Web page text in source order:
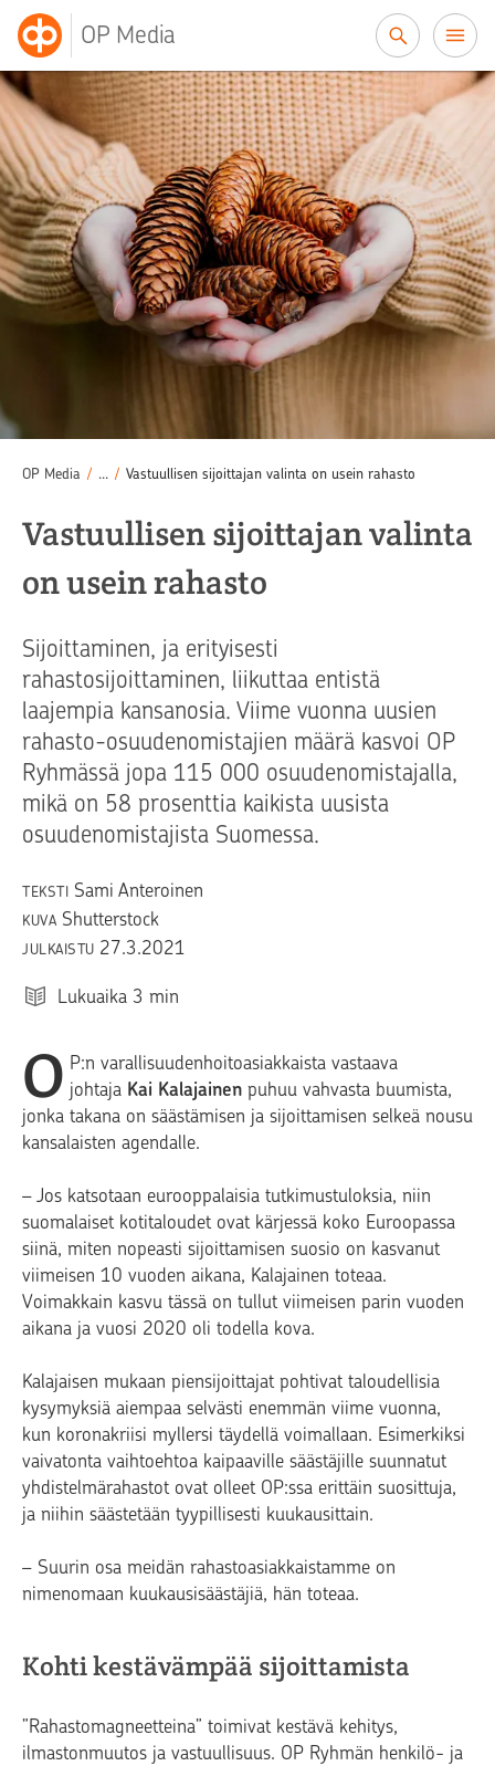
OP Media
OP Media / ... /
Säästäminen
Rahastosäästäminen /
Vastuullisen sijoittajan valinta on usein rahasto
Vastuullisen sijoittajan valinta
on usein rahasto
Sijoittaminen, ja erityisesti
rahastosijoittaminen, liikuttaa entistä
laajempia kansanosia. Viime vuonna uusien
rahasto-osuudenomistajien määrä kasvoi OP
Ryhmässä jopa 115 000 osuudenomistajalla,
mikä on 58 prosenttia kaikista uusista
osuudenomistajista Suomessa.
TEKSTI Sami Anteroinen
KUVA Shutterstock
JULKAISTU 27.3.2021
Lukuaika 3 min
O P:n varallisuudenhoitoasiakkaista vastaava
johtaja Kai Kalajainen puhuu vahvasta buumista,
jonka takana on säästämisen ja sijoittamisen selkeä nousu
kansalaisten agendalle.
– Jos katsotaan eurooppalaisia tutkimustuloksia, niin
suomalaiset kotitaloudet ovat kärjessä koko Euroopassa
siinä, miten nopeasti sijoittamisen suosio on kasvanut
viimeisen 10 vuoden aikana, Kalajainen toteaa.
Voimakkain kasvu tässä on tullut viimeisen parin vuoden
aikana ja vuosi 2020 oli todella kova.
Kalajaisen mukaan piensijoittajat pohtivat taloudellisia
kysymyksiä aiempaa selvästi enemmän viime vuonna,
kun koronakriisi myllersi täydellä voimallaan. Esimerkiksi
vaivatonta vaihtoehtoa kaipaaville säästäjille suunnatut
yhdistelmärahastot ovat olleet OP:ssa erittäin suosittuja,
ja niihin säästetään tyypillisesti kuukausittain.
– Suurin osa meidän rahastoasiakkaistamme on
nimenomaan kuukausisäästäjiä, hän toteaa.
Kohti kestävämpää sijoittamista
”Rahastomagneetteina” toimivat kestävä kehitys,
ilmastonmuutos ja vastuullisuus. OP Ryhmän henkilö- ja